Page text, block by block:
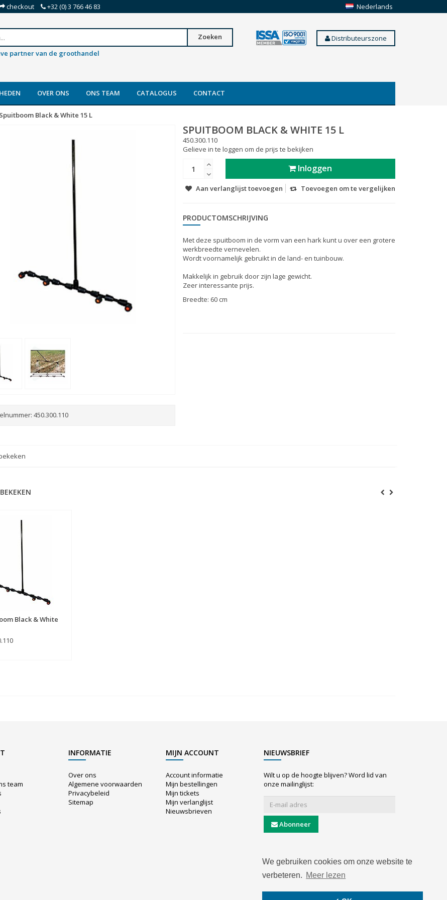
We gebruiken cookies om onze website te
verbeteren. Meer lezen
checkout +32 (0) 3 766 46 83 Nederlands
Zoeken
partner van de groothandel
Distributeurszone
OVER ONS ONS TEAM CATALOGUS CONTACT
Spuitboom Black & White 15 L
450.300.110
SPUITBOOM BLACK & WHITE 15 L
450.300.110
Gelieve in te loggen om de prijs te bekijken
Inloggen
Aan verlanglijst toevoegen Toevoegen om te vergelijken
PRODUCTOMSCHRIJVING
Met deze spuitboom in de vorm van een hark kunt u over een grotere
werkbreedte vernevelen.
Wordt voornamelijk gebruikt in de land- en tuinbouw.
Makkelijk in gebruik door zijn lage gewicht.
Zeer interessante prijs.
Breedte: 60 cm
Black & White
team
INFORMATIE
Over ons
Algemene voorwaarden
Privacybeleid
Sitemap
MIJN ACCOUNT
Account informatie
Mijn bestellingen
Mijn tickets
Mijn verlanglijst
Nieuwsbrieven
NIEUWSBRIEF
Wilt u op de hoogte blijven? Word lid van
onze mailinglijst:
Abonneer